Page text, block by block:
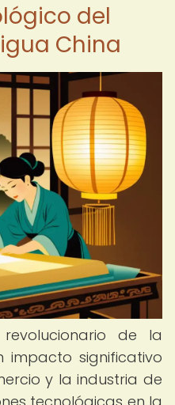
del
China
de la
impacto significativo
y la industria de